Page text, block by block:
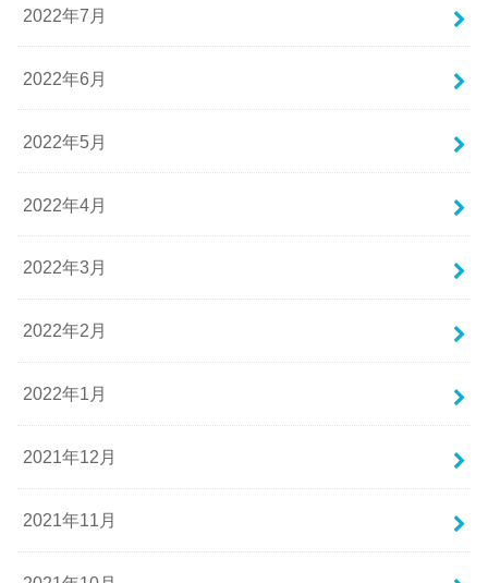
2022年7月
2022年6月
2022年5月
2022年4月
2022年3月
2022年2月
2022年1月
2021年12月
2021年11月